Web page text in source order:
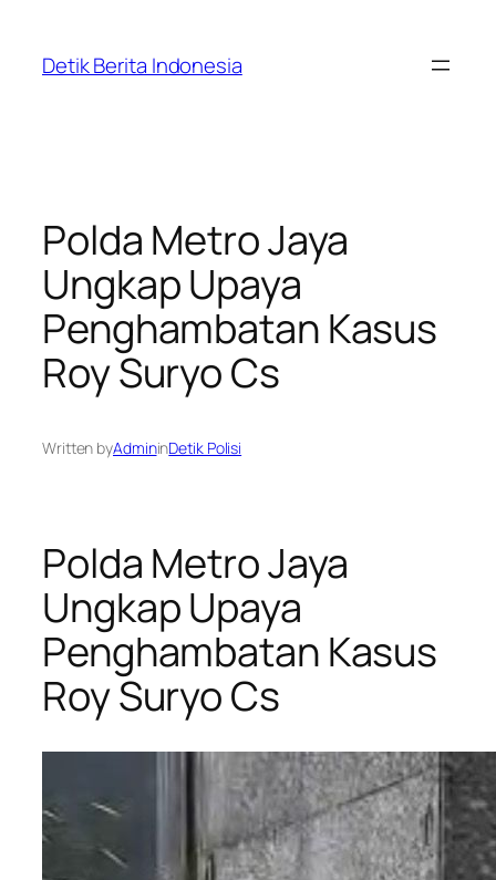
content
Detik Berita Indonesia
Polda Metro Jaya
Ungkap Upaya
Penghambatan Kasus
Roy Suryo Cs
Written byAdmininDetik Polisi
Polda Metro Jaya
Ungkap Upaya
Penghambatan Kasus
Roy Suryo Cs